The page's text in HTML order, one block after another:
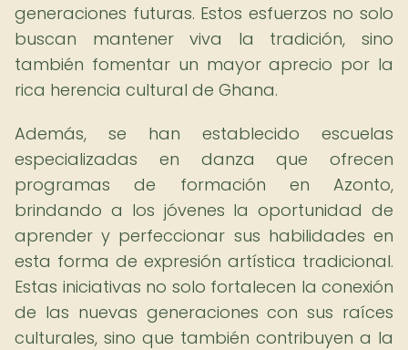
generaciones futuras. Estos esfuerzos no solo
buscan mantener viva la tradición, sino
también fomentar un mayor aprecio por la
rica herencia cultural de Ghana.
Además, se han establecido escuelas
especializadas en danza que ofrecen
programas de formación en Azonto,
brindando a los jóvenes la oportunidad de
aprender y perfeccionar sus habilidades en
esta forma de expresión artística tradicional.
Estas iniciativas no solo fortalecen la conexión
de las nuevas generaciones con sus raíces
culturales, sino que también contribuyen a la